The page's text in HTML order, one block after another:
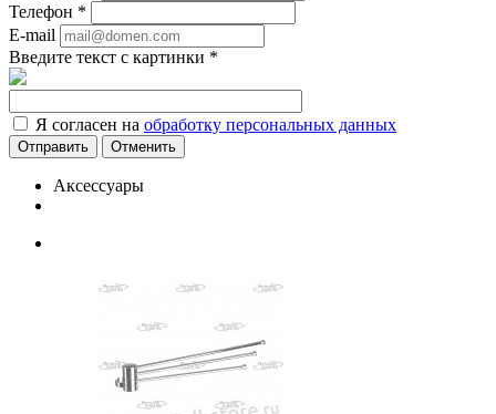
Телефон *
E-mail
Введите текст с картинки *
Я согласен на обработку персональных данных
Отменить
Аксессуары